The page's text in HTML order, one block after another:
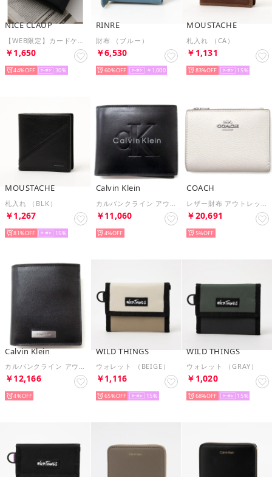
NICE CLAUP
￥1,650
44% 30
RINRE
財布 （ブルー）
￥6,530
60% ￥1,000
MOUSTACHE
札入れ （CA）
￥1,131
83% 15
MOUSTACHE
札入れ （BLK）
￥1,267
81% 15
Calvin Klein
￥11,060
4%
COACH
￥20,691
5%
Calvin Klein
カルバンクライン アウトレット サイフカードケース プラックロゴ スリム 二つ折り財布 カードケース 4D1069G 001 （ブラック）
￥12,166
4%
WILD THINGS
ウォレット （BEIGE）
￥1,116
65% 15
WILD THINGS
ウォレット （GRAY）
￥1,020
68% 15